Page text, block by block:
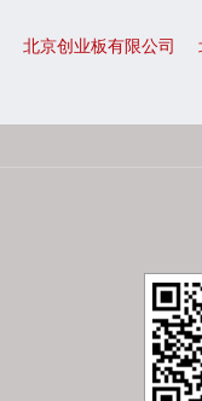
北京创业板有限公司